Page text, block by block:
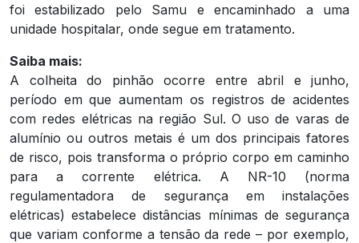
foi estabilizado pelo Samu e encaminhado a uma
unidade hospitalar, onde segue em tratamento.
Saiba mais:
A colheita do pinhão ocorre entre abril e junho,
período em que aumentam os registros de acidentes
com redes elétricas na região Sul. O uso de varas de
alumínio ou outros metais é um dos principais fatores
de risco, pois transforma o próprio corpo em caminho
para a corrente elétrica. A NR-10 (norma
regulamentadora de segurança em instalações
elétricas) estabelece distâncias mínimas de segurança
que variam conforme a tensão da rede – por exemplo,